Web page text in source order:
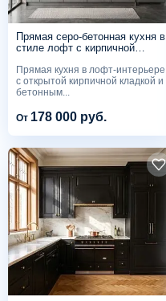
Прямая серо-бетонная кухня в
стиле лофт с кирпичной
Прямая кухня в лофт-интерьере
с открытой кирпичной кладкой и
бетонным...
От 178 000 руб.